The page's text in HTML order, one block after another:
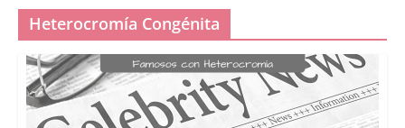
Heterocromía Congénita